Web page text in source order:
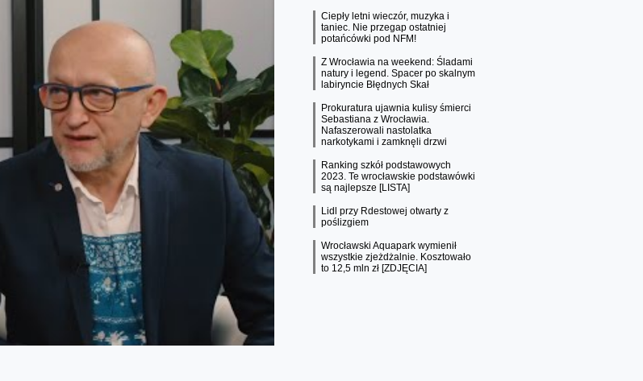
Ciepły letni wieczór, muzyka i
taniec. Nie przegap ostatniej
potańcówki pod NFM!
Z Wrocławia na weekend: Śladami
natury i legend. Spacer po skalnym
labiryncie Błędnych Skał
Prokuratura ujawnia kulisy śmierci
Sebastiana z Wrocławia.
Nafaszerowali nastolatka
narkotykami i zamknęli drzwi
Ranking szkół podstawowych
2023. Te wrocławskie podstawówki
są najlepsze [LISTA]
Lidl przy Rdestowej otwarty z
poślizgiem
Wrocławski Aquapark wymienił
wszystkie zjeżdżalnie. Kosztowało
to 12,5 mln zł [ZDJĘCIA]